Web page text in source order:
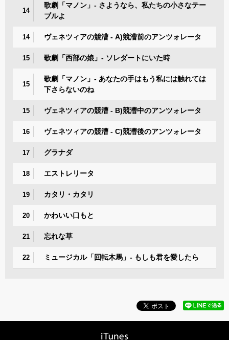
14
歌劇「マノン」- さようなら、私たちの小さなテー
ブルよ
14 ヴェネツィアの競漕 - A)競漕前のアンツォレータ
15 歌劇「西部の娘」- ソレダートにいた時
15
歌劇「マノン」- あなたの手はもう私には触れては
下さらないのね
15 ヴェネツィアの競漕 - B)競漕中のアンツォレータ
16 ヴェネツィアの競漕 - C)競漕後のアンツォレータ
17 グラナダ
18 エストレリータ
19 カタリ・カタリ
20 かわいい口もと
21 忘れな草
22 ミュージカル「回転木馬」- もしも君を愛したら